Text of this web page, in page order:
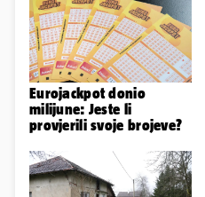
Eurojackpot donio
milijune: Jeste li
provjerili svoje brojeve?